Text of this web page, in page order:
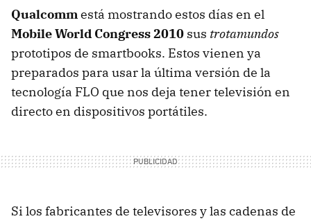
Qualcommestá mostrando estos días en el
Mobile World Congress 2010 sus trotamundos
prototipos de smartbooks. Estos vienen ya
preparados para usar la última versión de la
tecnología FLO que nos deja tener televisión en
directo en dispositivos portátiles.
Si los fabricantes de televisores y las cadenas de